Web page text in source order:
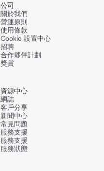
公司
關於我們
營運原則
使用條款
Cookie 設置中心
招聘
合作夥伴計劃
獎賞
資源中心
網誌
客戶分享
新聞中心
常見問題
服務支援
服務支援
服務狀態